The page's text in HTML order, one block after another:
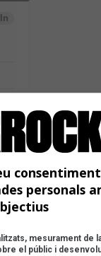
personals
mesurament de
el públic i